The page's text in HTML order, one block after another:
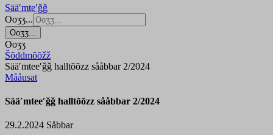
Sääʹmteʹǧǧ
Ooʒʒ...
Ooʒʒ...
Ooʒʒ
Šõddmõõžž
Sääʹmteeʹǧǧ halltõõzz sååbbar 2/2024
Mååusat
Sääʹmteeʹǧǧ halltõõzz sååbbar 2/2024
29.2.2024 Såbbar